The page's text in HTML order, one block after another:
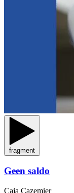
fragment
Geen saldo
Caja Cazemier